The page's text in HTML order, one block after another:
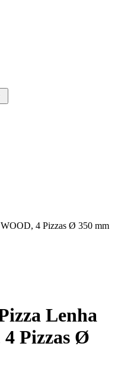
4 Pizzas Ø 350 mm
Lenha
Pizzas Ø